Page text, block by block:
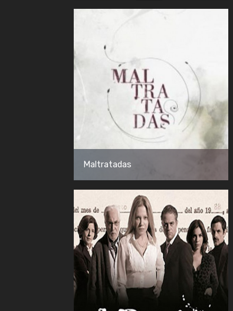
Maltratadas